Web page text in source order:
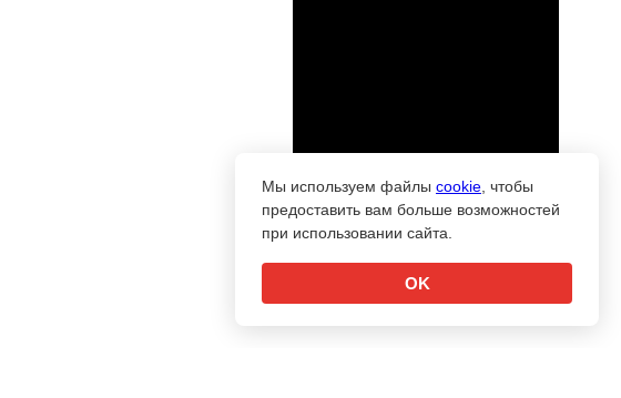
Мы используем файлы cookie , чтобы
предоставить вам больше возможностей
при использовании сайта.
OK